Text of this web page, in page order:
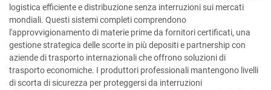
logistica efficiente e distribuzione senza interruzioni sui mercati
mondiali. Questi sistemi completi comprendono
l'approvvigionamento di materie prime da fornitori certificati, una
gestione strategica delle scorte in più depositi e partnership con
aziende di trasporto internazionali che offrono soluzioni di
trasporto economiche. I produttori professionali mantengono livelli
di scorta di sicurezza per proteggersi da interruzioni